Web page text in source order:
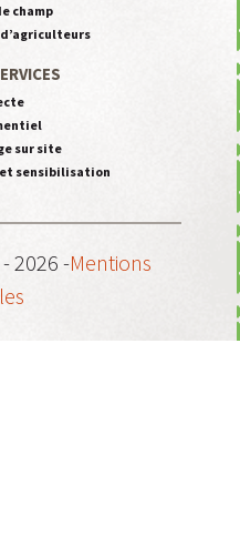
champ
d’agriculteurs
sur site
sensibilisation
2026 -Mentions